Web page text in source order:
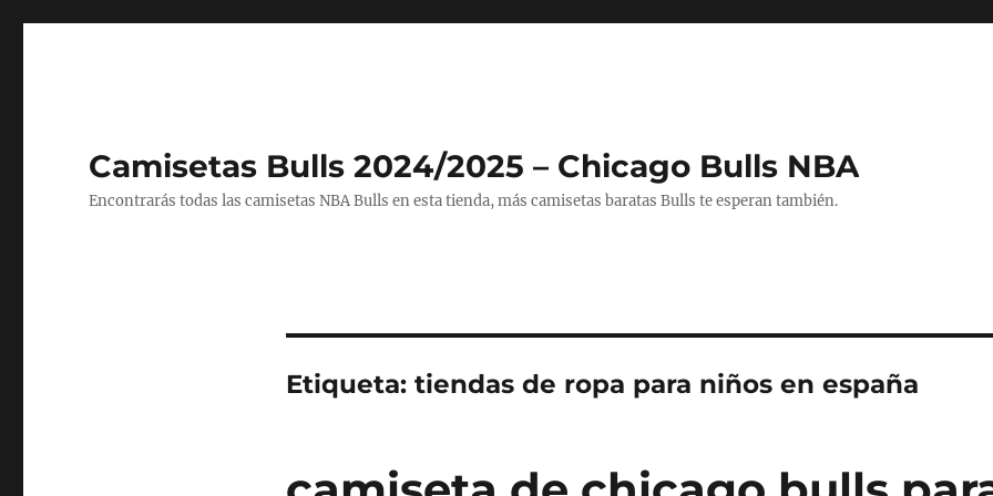
Camisetas Bulls 2024/2025 – Chicago Bulls NBA
Encontrarás todas las camisetas NBA Bulls en esta tienda, más camisetas baratas Bulls te esperan también.
Etiqueta: tiendas de ropa para niños en españa